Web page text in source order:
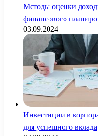
Методы оценки
финансового
03.09.2024
Инвестиции в
для успешного вклада